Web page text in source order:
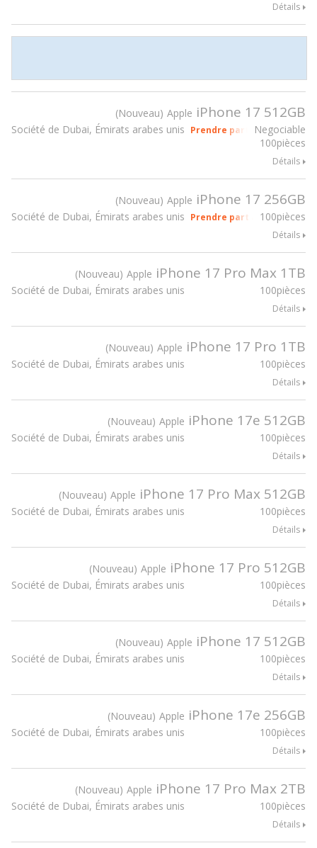
Détails
Nouveau Apple iPhone 17 512GB
Negociable
100pièces
Société de Dubai, Émirats arabes unis Prendre part à gsmX Hong
Détails
Nouveau Apple iPhone 17 256GB
100pièces
Société de Dubai, Émirats arabes unis Prendre part à gsmX Hong
Détails
Nouveau Apple iPhone 17 Pro Max 1TB
100pièces
Société de Dubai, Émirats arabes unis
Détails
Nouveau Apple iPhone 17 Pro 1TB
100pièces
Société de Dubai, Émirats arabes unis
Détails
Nouveau Apple iPhone 17e 512GB
100pièces
Société de Dubai, Émirats arabes unis
Détails
Nouveau Apple iPhone 17 Pro Max 512GB
100pièces
Société de Dubai, Émirats arabes unis
Détails
Nouveau Apple iPhone 17 Pro 512GB
100pièces
Société de Dubai, Émirats arabes unis
Détails
Nouveau Apple iPhone 17 512GB
100pièces
Société de Dubai, Émirats arabes unis
Détails
Nouveau Apple iPhone 17e 256GB
100pièces
Société de Dubai, Émirats arabes unis
Détails
Nouveau Apple iPhone 17 Pro Max 2TB
100pièces
Société de Dubai, Émirats arabes unis
Détails